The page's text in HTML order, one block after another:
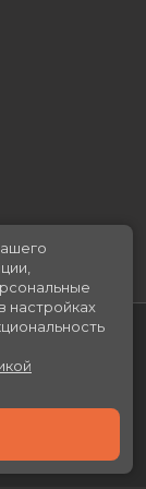
настройках